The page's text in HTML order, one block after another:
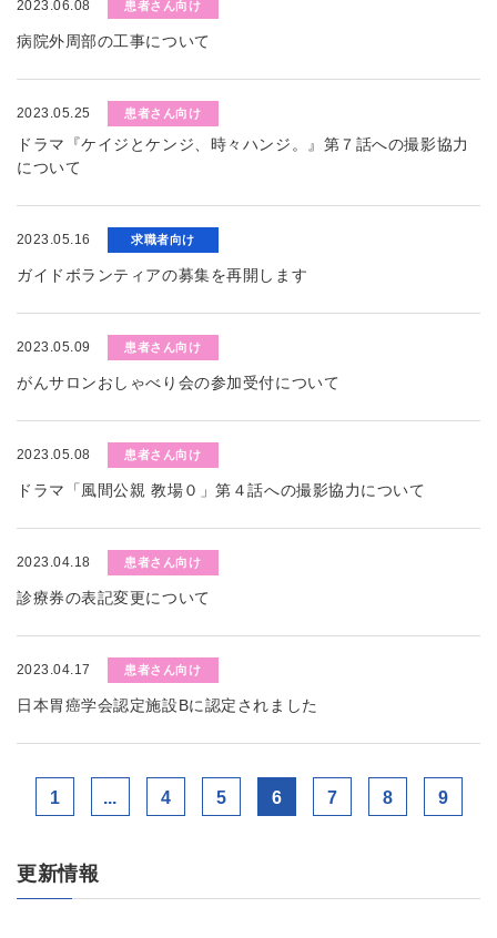
2023.06.08 患者さん向け
病院外周部の工事について
2023.05.25 患者さん向け
ドラマ『ケイジとケンジ、時々ハンジ。』第７話への撮影協力
について
2023.05.16 求職者向け
ガイドボランティアの募集を再開します
2023.05.09 患者さん向け
がんサロンおしゃべり会の参加受付について
2023.05.08 患者さん向け
ドラマ「風間公親 教場０」第４話への撮影協力について
2023.04.18 患者さん向け
診療券の表記変更について
2023.04.17 患者さん向け
日本胃癌学会認定施設Bに認定されました
1 ... 4 5 6 7 8 9
更新情報